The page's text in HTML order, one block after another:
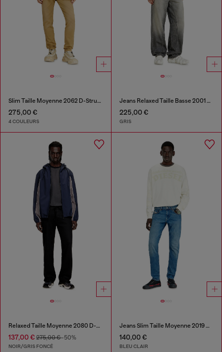
Slim Taille Moyenne 2062 D-Strukt Joggjeans®
275,00 €
4 COULEURS
Jeans Relaxed Taille Basse 2001 D-Macro
225,00 €
GRIS
Relaxed Taille Moyenne 2080 D-Reel Joggjeans®
137,00 € 275,00 €-50%
NOIR/GRIS FONCÉ
Jeans Slim Taille Moyenne 2019 D-Strukt
140,00 €
BLEU CLAIR